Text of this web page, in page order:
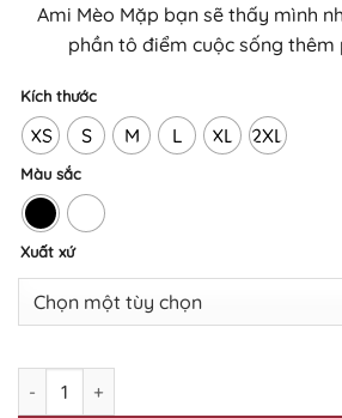
Ami Mèo Mặp bạn sẽ thấy mình
phần tô điểm cuộc sống thêm
Kích thước
XS S M L XL 2XL
Màu sắc
Xuất xứ
BỘ SƯU TẬP MÈO MẶP AMI 08 số lượng